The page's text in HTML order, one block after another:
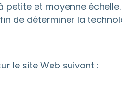
et moyenne
de déterminer la
le site Web suivant :